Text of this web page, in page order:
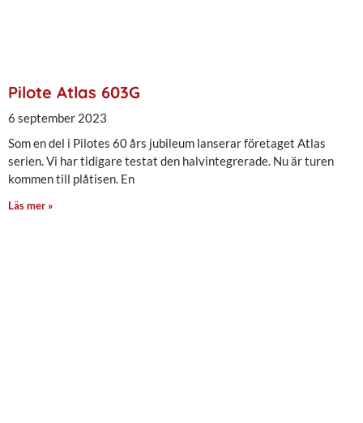
Pilote Atlas 603G
6 september 2023
Som en del i Pilotes 60 års jubileum lanserar företaget Atlas
serien. Vi har tidigare testat den halvintegrerade. Nu är turen
kommen till plåtisen. En
Läs mer »